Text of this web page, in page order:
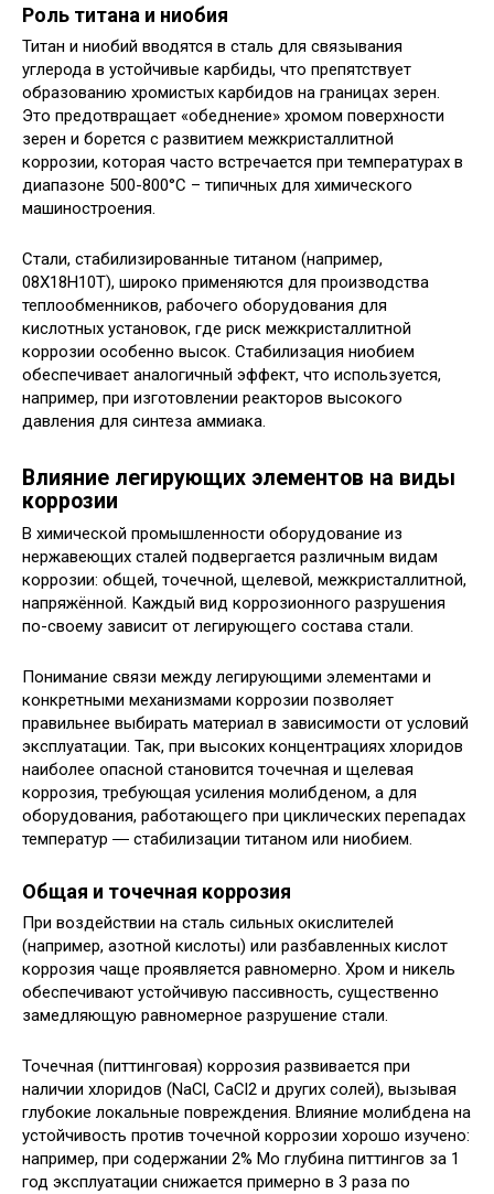
Роль титана и ниобия
Титан и ниобий вводятся в сталь для связывания
углерода в устойчивые карбиды, что препятствует
образованию хромистых карбидов на границах зерен.
Это предотвращает «обеднение» хромом поверхности
зерен и борется с развитием межкристаллитной
коррозии, которая часто встречается при температурах в
диапазоне 500-800°C – типичных для химического
машиностроения.
Стали, стабилизированные титаном (например,
08Х18Н10Т), широко применяются для производства
теплообменников, рабочего оборудования для
кислотных установок, где риск межкристаллитной
коррозии особенно высок. Стабилизация ниобием
обеспечивает аналогичный эффект, что используется,
например, при изготовлении реакторов высокого
давления для синтеза аммиака.
Влияние легирующих элементов на виды
коррозии
В химической промышленности оборудование из
нержавеющих сталей подвергается различным видам
коррозии: общей, точечной, щелевой, межкристаллитной,
напряжённой. Каждый вид коррозионного разрушения
по-своему зависит от легирующего состава стали.
Понимание связи между легирующими элементами и
конкретными механизмами коррозии позволяет
правильнее выбирать материал в зависимости от условий
эксплуатации. Так, при высоких концентрациях хлоридов
наиболее опасной становится точечная и щелевая
коррозия, требующая усиления молибденом, а для
оборудования, работающего при циклических перепадах
температур ― стабилизации титаном или ниобием.
Общая и точечная коррозия
При воздействии на сталь сильных окислителей
(например, азотной кислоты) или разбавленных кислот
коррозия чаще проявляется равномерно. Хром и никель
обеспечивают устойчивую пассивность, существенно
замедляющую равномерное разрушение стали.
Точечная (питтинговая) коррозия развивается при
наличии хлоридов (NaCl, CaCl2 и других солей), вызывая
глубокие локальные повреждения. Влияние молибдена на
устойчивость против точечной коррозии хорошо изучено:
например, при содержании 2% Mo глубина питтингов за 1
год эксплуатации снижается примерно в 3 раза по